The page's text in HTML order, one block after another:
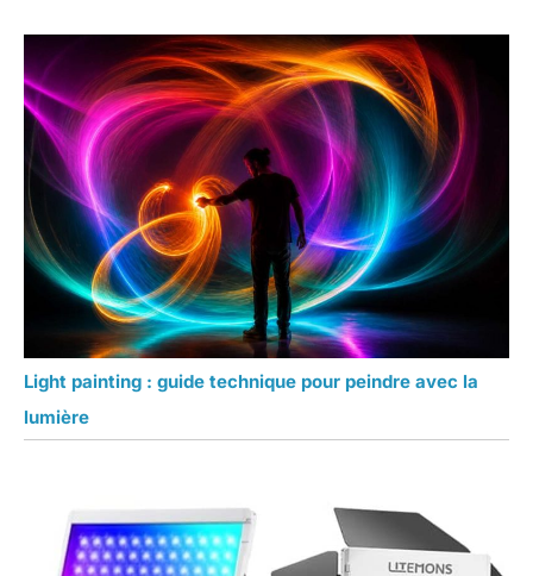
Light painting : guide technique pour peindre avec la
lumière